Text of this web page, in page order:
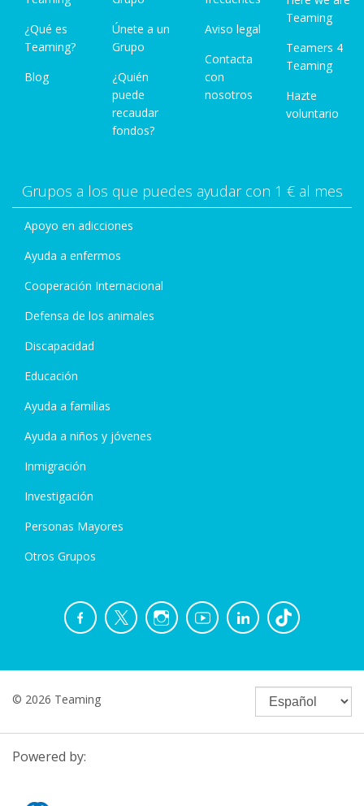
¿Qué es
Teaming?
Blog
Únete a un
Grupo
¿Quién
puede
recaudar
fondos?
Aviso legal
Contacta
con
nosotros
Teaming
Teamers 4
Teaming
Hazte
voluntario
Grupos a los que puedes ayudar con 1 € al mes
Apoyo en adicciones
Ayuda a enfermos
Cooperación Internacional
Defensa de los animales
Discapacidad
Educación
Ayuda a familias
Ayuda a niños y jóvenes
Inmigración
Investigación
Personas Mayores
Otros Grupos
© 2026 Teaming
Powered by: